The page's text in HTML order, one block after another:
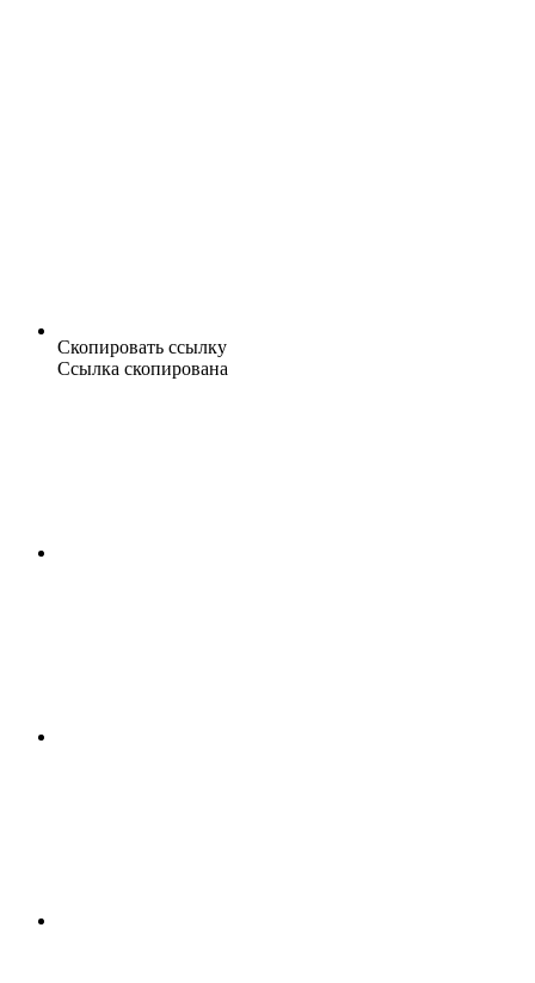
Скопировать ссылку
Ссылка скопирована